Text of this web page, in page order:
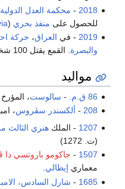
2018
- محكمة العدل الدولية
للحصول على منفذ بحري (
2019 - في العراق، حركة
والبصرة. القمع يقتل 100 شخص في بضعة أيام.
مواليد
86 ق.م. - سالوست،
208
- ألكسندر سڤروس،
1207 - الملكهنري الثالث
(ت. 1272)
1507
- جاكومو باروتسي دا
معماري إيطالي.
1685
- شارل السادس،